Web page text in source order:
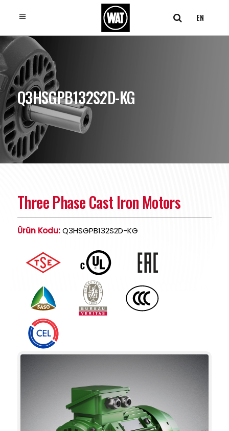
EN
Q3HSGPB132S2D-KG
Three Phase Cast Iron Motors
Ürün Kodu:Q3HSGPB132S2D-KG